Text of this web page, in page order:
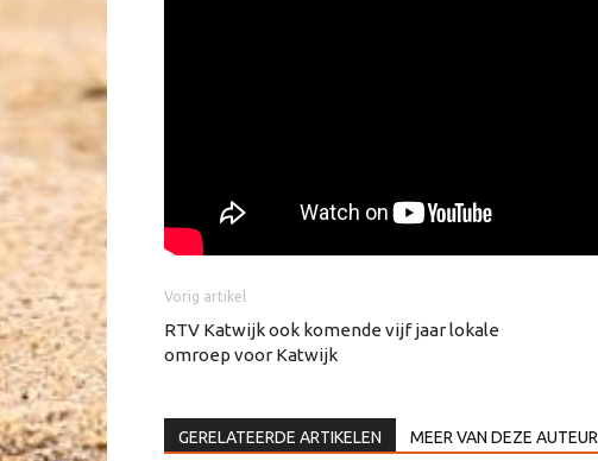
Vorig artikel
RTV Katwijk ook komende vijf jaar lokale
omroep voor Katwijk
GERELATEERDE ARTIKELEN MEER VAN DEZE AUTEUR